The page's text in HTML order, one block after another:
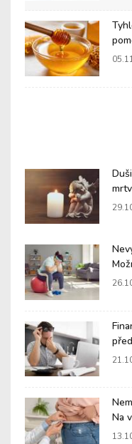
Na